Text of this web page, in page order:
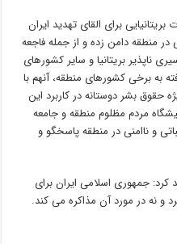
برای القای تهدید ایران
در منطقه دامن زده و از جمله فاجعه
ناپذیر بریتانیا و سایر کشورهای
به برخی کشورهای منطقه، آنهم با
حقوق بشر دوستانه در کاربرد این
مردم مظلوم منطقه و جامعه
و ناامنی در منطقه پاسخگو و
کرد: جمهوری اسلامی ایران برای
و نه در مورد آن مذاکره می کند.